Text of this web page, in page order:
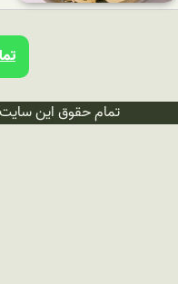
تمام حقوق این